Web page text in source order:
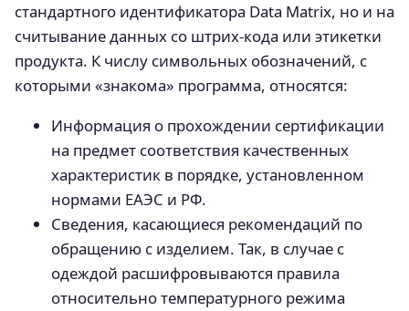
стандартного идентификатора Data Matrix, но и на
считывание данных со штрих-кода или этикетки
продукта. К числу символьных обозначений, с
которыми «знакома» программа, относятся:
Информация о прохождении сертификации
на предмет соответствия качественных
характеристик в порядке, установленном
нормами ЕАЭС и РФ.
Сведения, касающиеся рекомендаций по
обращению с изделием. Так, в случае с
одеждой расшифровываются правила
относительно температурного режима